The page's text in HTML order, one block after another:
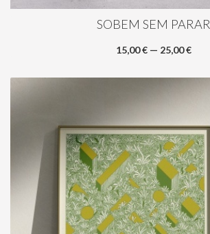
SOBEM SEM PARAR
15,00 € — 25,00 €